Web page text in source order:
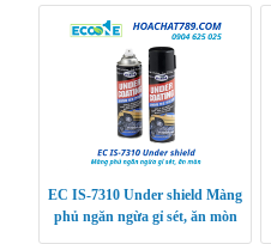
EC IS-7310 Under shield Màng
phủ ngăn ngừa gỉ sét, ăn mòn